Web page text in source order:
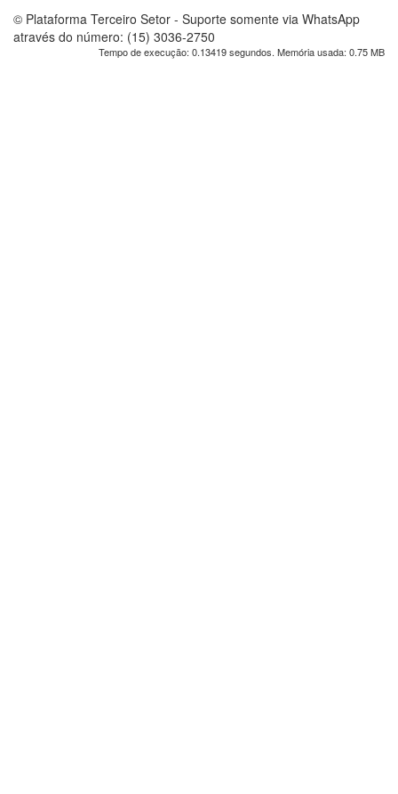
© Plataforma Terceiro Setor - Suporte somente via WhatsApp
através do número: (15) 3036-2750
Tempo de execução: 0.13419 segundos. Memória usada: 0.75 MB